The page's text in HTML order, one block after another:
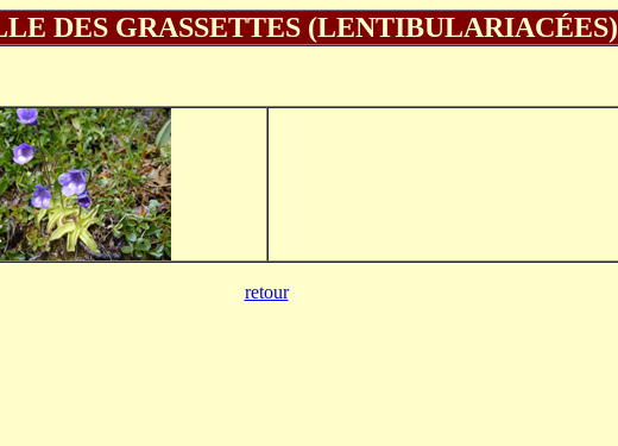
DES GRASSETTES (LENTIBULARIACÉES)
retour